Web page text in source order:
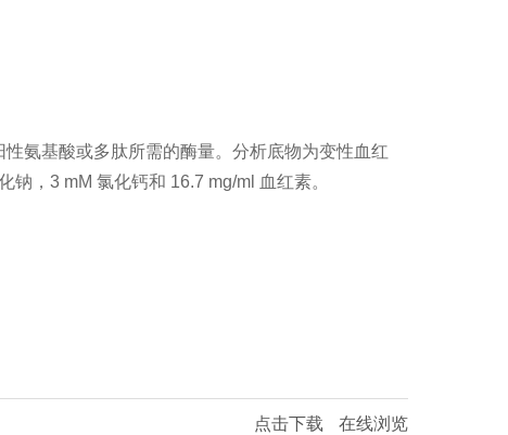
氨基酸或多肽所需的酶量。分析底物为变性血红
钠，3 mM 氯化钙和 16.7 mg/ml 血红素。
点击下载 在线浏览